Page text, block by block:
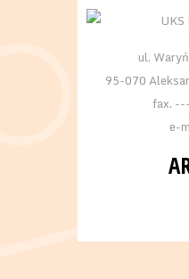
ul.
95-070
fax.
e-